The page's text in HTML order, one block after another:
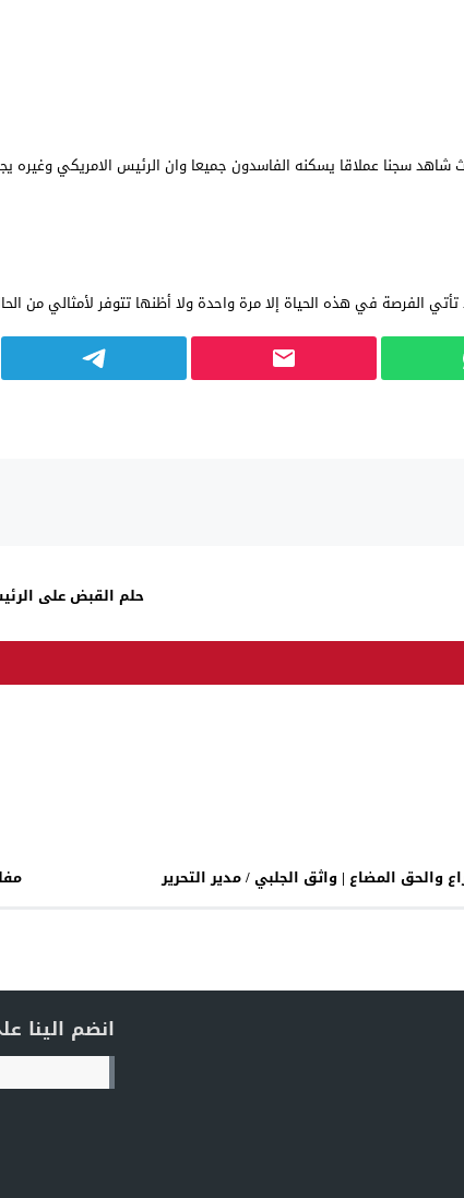
سجنا عملاقا يسكنه الفاسدون جميعا وان الرئيس الامريكي وغيره
الفرصة في هذه الحياة إلا مرة واحدة ولا أظنها تتوفر لأمثالي من
حلم القبض على
والحق المضاع | واثق الجلبي / مدير التحرير
انضم الينا